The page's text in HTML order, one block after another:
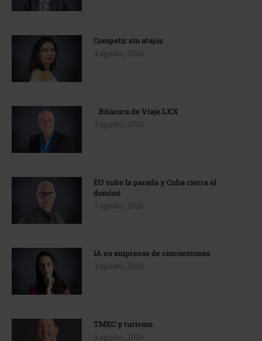
Competir sin atajos
4 agosto, 2026
Bitácora de Viaje LXX
3 agosto, 2026
EU sube la parada y Cuba cierra el
dominó
3 agosto, 2026
IA en empresas de cincuentones
3 agosto, 2026
TMEC y turismo
3 agosto, 2026